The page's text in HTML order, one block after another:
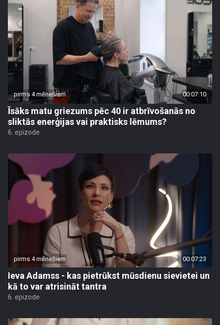
pirms 4 mēnešiem 00:07:10
Īsāks matu griezums pēc 40 ir atbrīvošanās no
sliktās enerģijas vai praktisks lēmums?
6. epizode
pirms 4 mēnešiem 00:07:23
Ieva Adamss - kas pietrūkst mūsdienu sievietei un
kā to var atrisināt tantra
6. epizode